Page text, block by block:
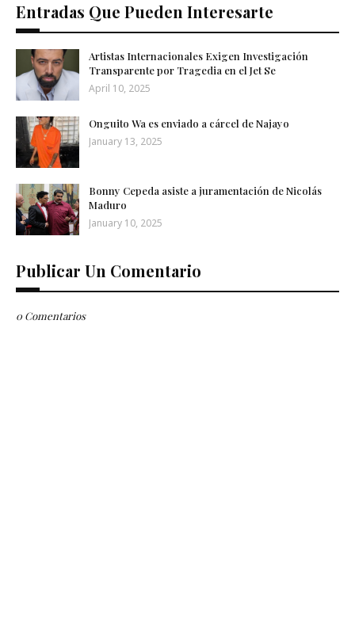
Entradas Que Pueden Interesarte
Artistas Internacionales Exigen Investigación
Transparente por Tragedia en el Jet Se
April 10, 2025
Onguito Wa es enviado a cárcel de Najayo
January 13, 2025
Bonny Cepeda asiste a juramentación de Nicolás
Maduro
January 10, 2025
Publicar Un Comentario
0 Comentarios